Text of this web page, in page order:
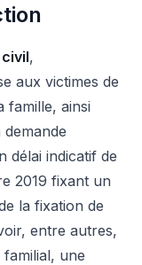
,
aux victimes de
famille, ainsi
délai indicatif de
2019 fixant un
la fixation de
entre autres,
une